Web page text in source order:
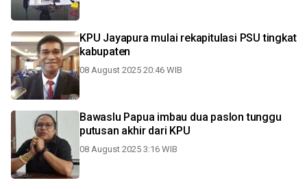
KPU Jayapura mulai rekapitulasi PSU tingkat
kabupaten
08 August 2025 20:46 WIB
Bawaslu Papua imbau dua paslon tunggu
putusan akhir dari KPU
08 August 2025 3:16 WIB